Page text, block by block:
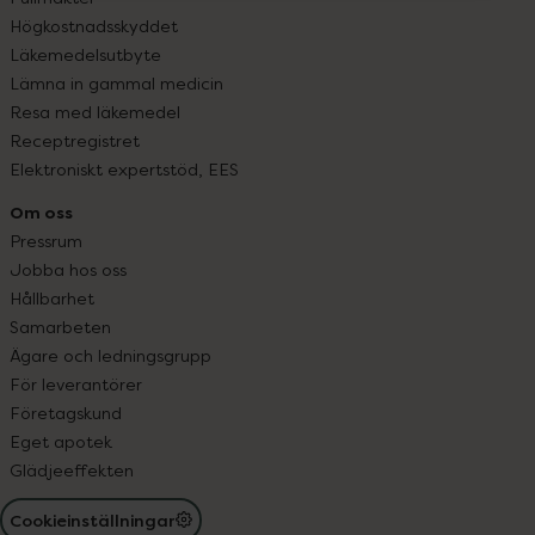
Högkostnadsskyddet
Läkemedelsutbyte
Lämna in gammal medicin
Resa med läkemedel
Receptregistret
Elektroniskt expertstöd, EES
Om oss
Pressrum
Jobba hos oss
Hållbarhet
Samarbeten
Ägare och ledningsgrupp
För leverantörer
Företagskund
Eget apotek
Glädjeeffekten
Cookieinställningar